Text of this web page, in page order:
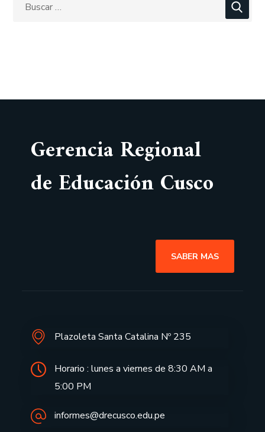
Gerencia Regional
de Educación Cusco
SABER MAS
Plazoleta Santa Catalina Nº 235
Horario : lunes a viernes de 8:30 AM a
5:00 PM
informes@drecusco.edu.pe